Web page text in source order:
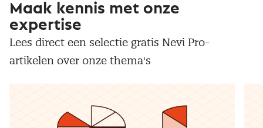
Maak kennis met onze
expertise
Lees direct een selectie gratis Nevi Pro-
artikelen over onze thema's